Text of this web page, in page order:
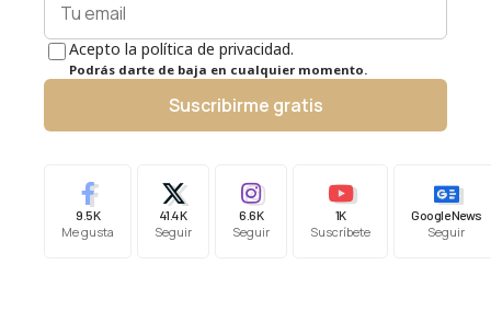
Acepto la política de privacidad.
Podrás darte de baja en cualquier momento.
Suscribirme gratis
9.5K
Me gusta
41.4K
Seguir
6.6K
Seguir
1K
Suscríbete
Google News
Seguir